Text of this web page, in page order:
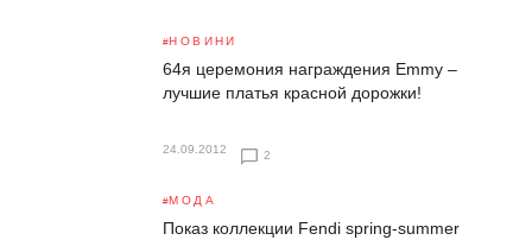
НОВИНИ
64я церемония награждения Emmy –
лучшие платья красной дорожки!
24.09.2012
2
МОДА
Показ коллекции Fendi spring-summer